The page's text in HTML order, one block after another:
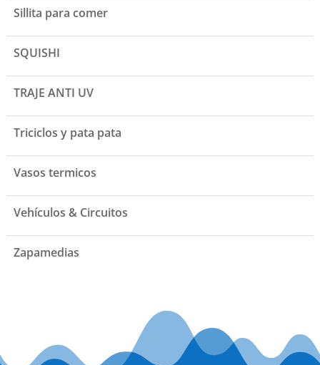
Sillita para comer
SQUISHI
TRAJE ANTI UV
Triciclos y pata pata
Vasos termicos
Vehículos & Circuitos
Zapamedias